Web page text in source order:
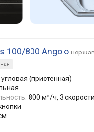
100/800 Angolo
угловая (пристенная)
800 м³/ч, 3 скорости